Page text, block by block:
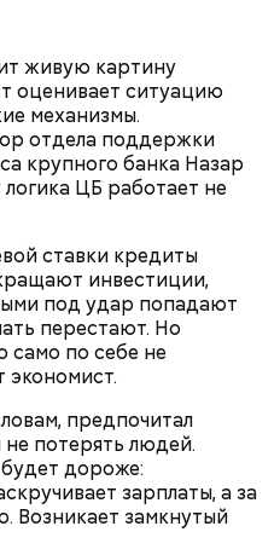
живую картину
оценивает ситуацию
механизмы.
отдела поддержки
крупного банка Назар
ЦБ работает не
ставки кредиты
инвестиции,
под удар попадают
перестают. Но
само по себе не
экономист.
предпочитал
потерять людей.
дороже:
зарплаты, а за
замкнутый
рыбный соус. Дальше
дольками. К нему
морковь и быстро
шеф-повар.
азотистыми
ее побыстрее.
плоды слишком рано,
посоветовала
составляющей
был несколько лет
сертифицированных
покупать только в
условия для
дыню из багажника
дороги, никто никаких
Помимо этого, не нужно
в разрезанном
Дыня
Это снижает риск
Соломатина.